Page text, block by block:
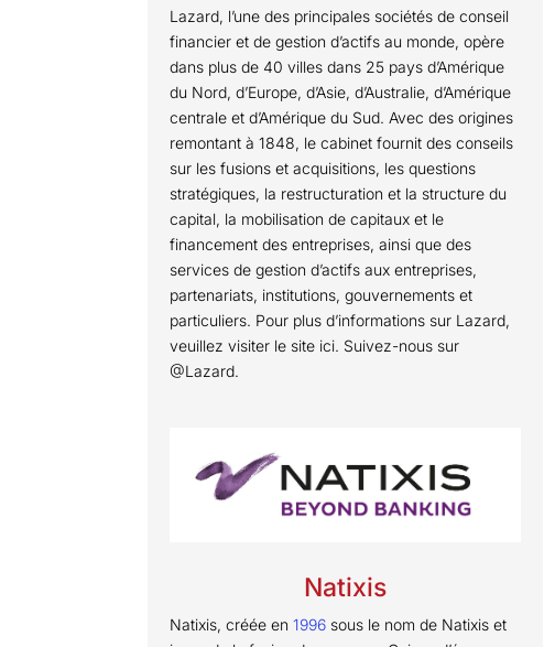
Lazard, l’une des principales sociétés de conseil
financier et de gestion d’actifs au monde, opère
dans plus de 40 villes dans 25 pays d’Amérique
du Nord, d’Europe, d’Asie, d’Australie, d’Amérique
centrale et d’Amérique du Sud. Avec des origines
remontant à 1848, le cabinet fournit des conseils
sur les fusions et acquisitions, les questions
stratégiques, la restructuration et la structure du
capital, la mobilisation de capitaux et le
financement des entreprises, ainsi que des
services de gestion d’actifs aux entreprises,
partenariats, institutions, gouvernements et
particuliers. Pour plus d’informations sur Lazard,
veuillez visiter le site ici. Suivez-nous sur
@Lazard.
Natixis
Natixis, créée en 1996 sous le nom de Natixis et